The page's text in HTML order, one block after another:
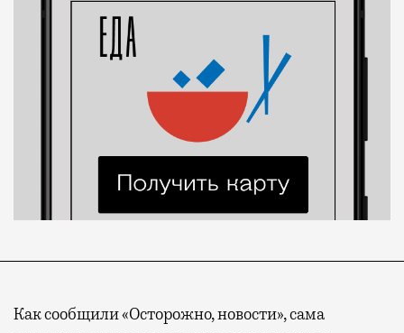
Как сообщили «Осторожно, новости», сама